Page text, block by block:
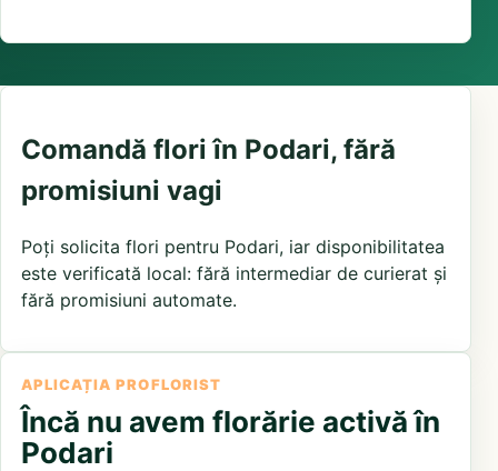
Comandă flori în Podari, fără
promisiuni vagi
Poți solicita flori pentru Podari, iar disponibilitatea
este verificată local: fără intermediar de curierat și
fără promisiuni automate.
APLICAȚIA PROFLORIST
Încă nu avem florărie activă în
Podari